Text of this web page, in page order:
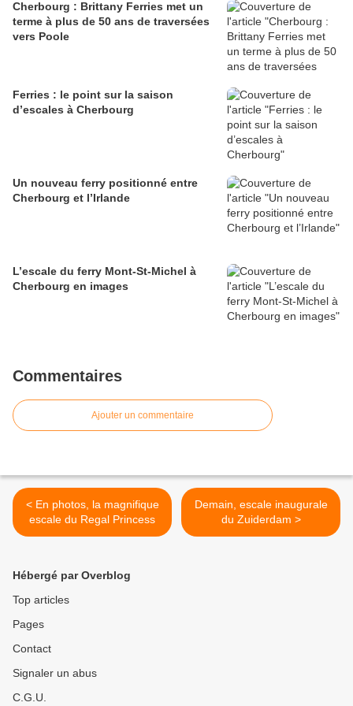
Cherbourg : Brittany Ferries met un
terme à plus de 50 ans de traversées
vers Poole
Ferries : le point sur la saison
d’escales à Cherbourg
Un nouveau ferry positionné entre
Cherbourg et l’Irlande
L’escale du ferry Mont-St-Michel à
Cherbourg en images
Commentaires
Ajouter un commentaire
< En photos, la magnifique
escale du Regal Princess
Demain, escale inaugurale
du Zuiderdam >
Hébergé par Overblog
Top articles
Pages
Contact
Signaler un abus
C.G.U.